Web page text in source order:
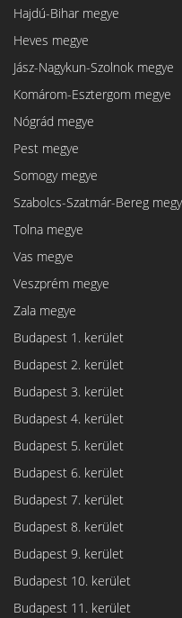
Hajdú-Bihar megye
Heves megye
Jász-Nagykun-Szolnok megye
Komárom-Esztergom megye
Nógrád megye
Pest megye
Somogy megye
Szabolcs-Szatmár-Bereg
Tolna megye
Vas megye
Veszprém megye
Zala megye
Budapest 1. kerület
Budapest 2. kerület
Budapest 3. kerület
Budapest 4. kerület
Budapest 5. kerület
Budapest 6. kerület
Budapest 7. kerület
Budapest 8. kerület
Budapest 9. kerület
Budapest 10. kerület
Budapest 11. kerület